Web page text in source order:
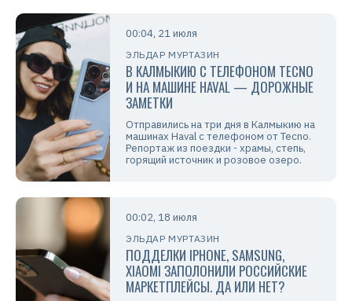
00:04, 21 июля
ЭЛЬДАР МУРТАЗИН
В КАЛМЫКИЮ С ТЕЛЕФОНОМ TECNO
И НА МАШИНЕ HAVAL — ДОРОЖНЫЕ
ЗАМЕТКИ
Отправились на три дня в Калмыкию на
машинах Haval с телефоном от Tecno.
Репортаж из поездки - храмы, степь,
горящий источник и розовое озеро.
00:02, 18 июля
ЭЛЬДАР МУРТАЗИН
ПОДДЕЛКИ IPHONE, SAMSUNG,
XIAOMI ЗАПОЛОНИЛИ РОССИЙСКИЕ
МАРКЕТПЛЕЙСЫ. ДА ИЛИ НЕТ?